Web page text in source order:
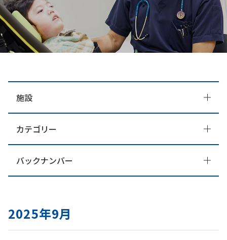
2025年9月
施設
カテゴリー
バックナンバー